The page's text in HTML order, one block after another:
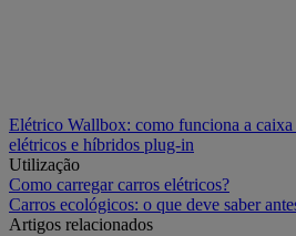
Elétrico Wallbox: como funciona a caixa
elétricos e híbridos plug-in
Utilização
Como carregar carros elétricos?
Carros ecológicos: o que deve saber
Artigos relacionados